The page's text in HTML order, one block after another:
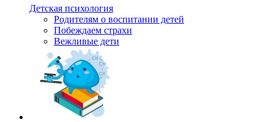
Детская психология
Родителям о воспитании детей
Побеждаем страхи
Вежливые дети